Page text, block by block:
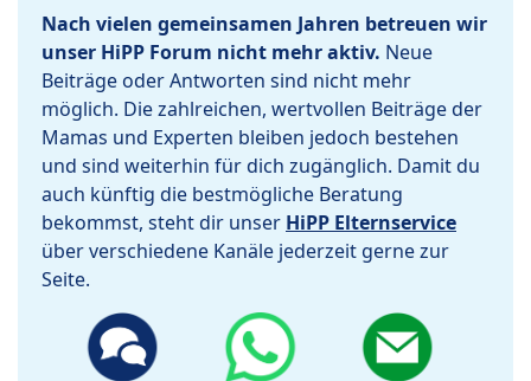
Nach vielen gemeinsamen Jahren betreuen wir
unser HiPP Forum nicht mehr aktiv. Neue
Beiträge oder Antworten sind nicht mehr
möglich. Die zahlreichen, wertvollen Beiträge der
Mamas und Experten bleiben jedoch bestehen
und sind weiterhin für dich zugänglich. Damit du
auch künftig die bestmögliche Beratung
bekommst, steht dir unser HiPP Elternservice
über verschiedene Kanäle jederzeit gerne zur
Seite.